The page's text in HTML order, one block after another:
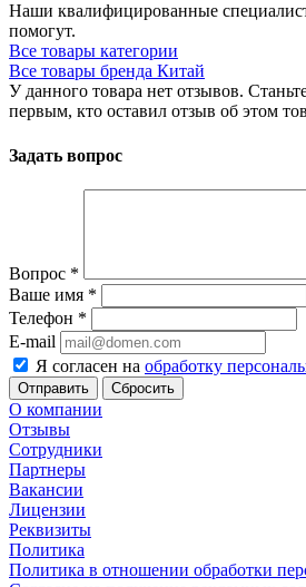
Наши квалифицированные
помогут.
Все товары категории
Все товары бренда Китай
У данного товара нет отзывов.
первым, кто оставил отзыв об этом
Задать вопрос
Вопрос *
Ваше имя *
Телефон *
E-mail
Я согласен на обработку
Сбросить
О компании
Отзывы
Сотрудники
Партнеры
Вакансии
Лицензии
Реквизиты
Политика
Политика в отношении обработки